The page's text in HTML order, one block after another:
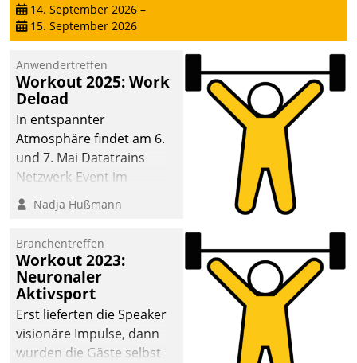
14. September 2026 –
15. September 2026
Anwendertreffen
Workout 2025: Work
Deload
In entspannter
Atmosphäre findet am 6.
und 7. Mai Datatrains
Netzwerk-Event im
Kunden- und Partnerkreis
statt. Zentrale Frage: Wie
Mammutprojekte
meistern und Workloads
wuppen – bei zunehmend
anspruchsvollen
Aufgaben und
abnehmendem
Nadja Hußmann
Branchentreffen
Workout 2023:
Neuronaler
Aktivsport
Erst lieferten die Speaker
visionäre Impulse, dann
wurden die Gäste selbst